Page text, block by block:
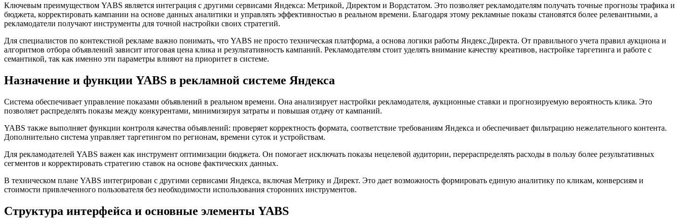
Ключевым преимуществом YABS является интеграция с другими сервисами Яндекса: Метрикой, Директом и Вордстатом. Это позволяет рекламодателям получать точные прогнозы трафика и
бюджета, корректировать кампании на основе данных аналитики и управлять эффективностью в реальном времени. Благодаря этому рекламные показы становятся более релевантными, а
рекламодатели получают инструменты для точной настройки своих стратегий.
Для специалистов по контекстной рекламе важно понимать, что YABS не просто техническая платформа, а основа логики работы Яндекс.Директа. От правильного учета правил аукциона и
алгоритмов отбора объявлений зависит итоговая цена клика и результативность кампаний. Рекламодателям стоит уделять внимание качеству креативов, настройке таргетинга и работе с
семантикой, так как именно эти параметры влияют на приоритет в системе.
Назначение и функции YABS в рекламной системе Яндекса
Система обеспечивает управление показами объявлений в реальном времени. Она анализирует настройки рекламодателя, аукционные ставки и прогнозируемую вероятность клика. Это
позволяет распределять показы между конкурентами, минимизируя затраты и повышая отдачу от кампаний.
YABS также выполняет функции контроля качества объявлений: проверяет корректность формата, соответствие требованиям Яндекса и обеспечивает фильтрацию нежелательного контента.
Дополнительно система управляет таргетингом по регионам, времени суток и устройствам.
Для рекламодателей YABS важен как инструмент оптимизации бюджета. Он помогает исключать показы нецелевой аудитории, перераспределять расходы в пользу более результативных
сегментов и корректировать стратегию ставок на основе фактических данных.
В техническом плане YABS интегрирован с другими сервисами Яндекса, включая Метрику и Директ. Это дает возможность формировать единую аналитику по кликам, конверсиям и
стоимости привлеченного пользователя без необходимости использования сторонних инструментов.
Структура интерфейса и основные элементы YABS